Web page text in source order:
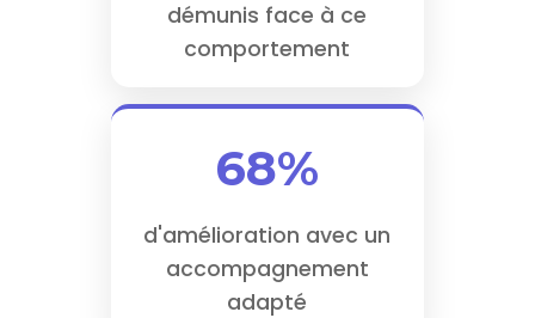
démunis face à ce
comportement
68%
d'amélioration avec un
accompagnement
adapté